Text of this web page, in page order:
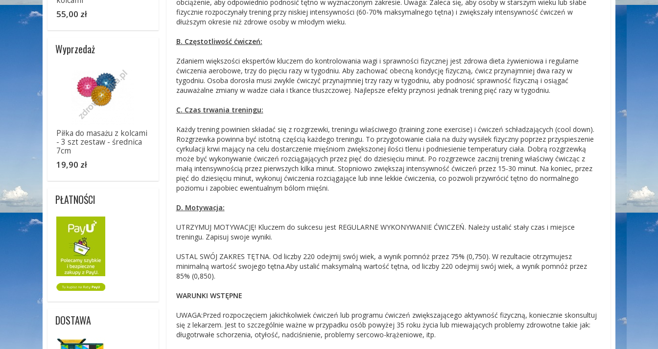
obciążenie, aby odpowiednio podnosić tętno w wyznaczonym zakresie. Uwaga: Zaleca się, aby osoby w starszym wieku lub słabe
fizycznie rozpoczynały trening przy niskiej intensywności (60-70% maksymalnego tętna) i zwiększały intensywność ćwiczeń w
dłuższym okresie niż zdrowe osoby w młodym wieku.
B. Częstotliwość ćwiczeń:
Zdaniem większości ekspertów kluczem do kontrolowania wagi i sprawności fizycznej jest zdrowa dieta żywieniowa i regularne
ćwiczenia aerobowe, trzy do pięciu razy w tygodniu. Aby zachować obecną kondycję fizyczną, ćwicz przynajmniej dwa razy w
tygodniu. Osoba dorosła musi zwykle ćwiczyć przynajmniej trzy razy w tygodniu, aby podnosić sprawność fizyczną i osiągać
zauważalne zmiany w wadze ciała i tkance tłuszczowej. Najlepsze efekty przynosi jednak trening pięć razy w tygodniu.
C. Czas trwania treningu:
Każdy trening powinien składać się z rozgrzewki, treningu właściwego (training zone exercise) i ćwiczeń schładzających (cool down).
Rozgrzewka powinna być istotną częścią każdego treningu. To przygotowanie ciała na duży wysiłek fizyczny poprzez przyspieszenie
cyrkulacji krwi mający na celu dostarczenie mięśniom zwiększonej ilości tlenu i podniesienie temperatury ciała. Dobrą rozgrzewką
może być wykonywanie ćwiczeń rozciągających przez pięć do dziesięciu minut. Po rozgrzewce zacznij trening właściwy ćwicząc z
małą intensywnością przez pierwszych kilka minut. Stopniowo zwiększaj intensywność ćwiczeń przez 15-30 minut. Na koniec, przez
pięć do dziesięciu minut, wykonuj ćwiczenia rozciągające lub inne lekkie ćwiczenia, co pozwoli przywrócić tętno do normalnego
poziomu i zapobiec ewentualnym bólom mięśni.
D. Motywacja:
UTRZYMUJ MOTYWACJĘ! Kluczem do sukcesu jest REGULARNE WYKONYWANIE ĆWICZEŃ. Należy ustalić stały czas i miejsce
treningu. Zapisuj swoje wyniki.
USTAL SWÓJ ZAKRES TĘTNA. Od liczby 220 odejmij swój wiek, a wynik pomnóż przez 75% (0,750). W rezultacie otrzymujesz
minimalną wartość swojego tętna.Aby ustalić maksymalną wartość tętna, od liczby 220 odejmij swój wiek, a wynik pomnóż przez
85% (0,850).
WARUNKI WSTĘPNE
UWAGA:Przed rozpoczęciem jakichkolwiek ćwiczeń lub programu ćwiczeń zwiększającego aktywność fizyczną, koniecznie skonsultuj
się z lekarzem. Jest to szczególnie ważne w przypadku osób powyżej 35 roku życia lub miewających problemy zdrowotne takie jak:
długotrwałe schorzenia, otyłość, nadciśnienie, problemy sercowo-krążeniowe, itp.
55,00 zł
Wyprzedaż
Piłka do masażu z kolcami
- 3 szt zestaw - średnica
7cm
19,90 zł
PŁATNOŚCI
DOSTAWA